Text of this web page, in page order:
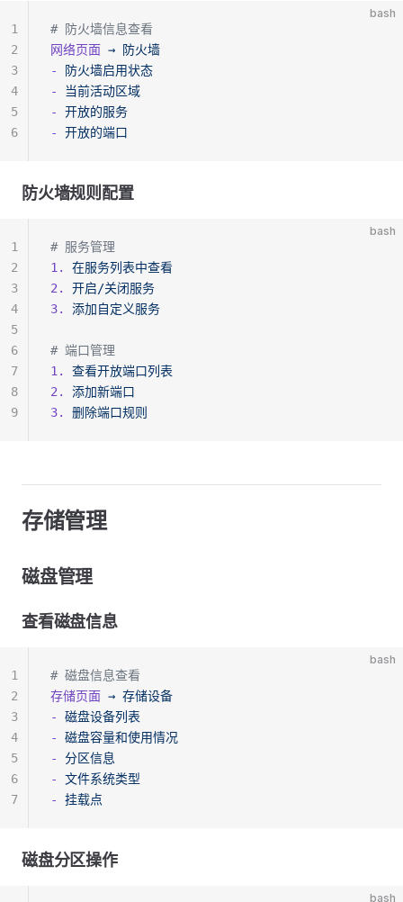
bash
# 防火墙信息查看
网络页面 → 防火墙
-
防火墙启用状态
-
当前活动区域
-
开放的服务
-
开放的端口
1
2
3
4
5
6
防火墙规则配置
bash
# 服务管理
1.
在服务列表中查看
2.
开启/关闭服务
3.
添加自定义服务
# 端口管理
1.
查看开放端口列表
2.
添加新端口
3.
删除端口规则
1
2
3
4
5
6
7
8
9
存储管理
磁盘管理
查看磁盘信息
bash
# 磁盘信息查看
存储页面 → 存储设备
-
磁盘设备列表
-
磁盘容量和使用情况
-
分区信息
-
文件系统类型
-
挂载点
1
2
3
4
5
6
7
磁盘分区操作
bash